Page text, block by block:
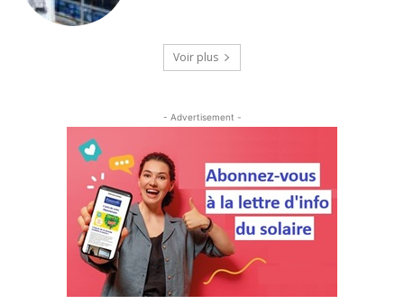
Voir plus
- Advertisement -